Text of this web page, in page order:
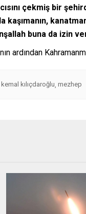
çekmiş bir
kaşımanın,
buna da izin
ardından
kemal kılıçdaroğlu, mezhep